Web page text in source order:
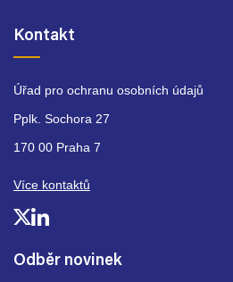
Odběr novinek
Kontakt
Úřad pro ochranu osobních údajů
Pplk. Sochora 27
170 00 Praha 7
Více kontaktů